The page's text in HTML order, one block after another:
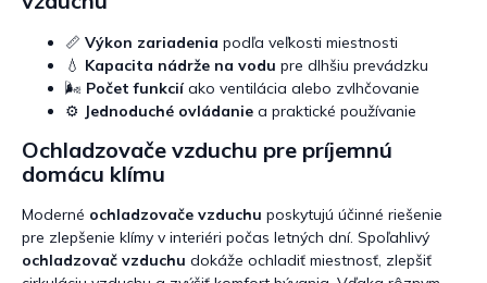
📏 Výkon zariadenia podľa veľkosti miestnosti
💧 Kapacita nádrže na vodu pre dlhšiu prevádzku
🌬️ Počet funkciíako ventilácia alebo zvlhčovanie
⚙️ Jednoduché ovládanie a praktické používanie
Ochladzovače vzduchu pre príjemnú
domácu klímu
Moderné ochladzovače vzduchu poskytujú účinné riešenie
pre zlepšenie klímy v interiéri počas letných dní. Spoľahlivý
ochladzovač vzduchu dokáže ochladiť miestnosť, zlepšiť